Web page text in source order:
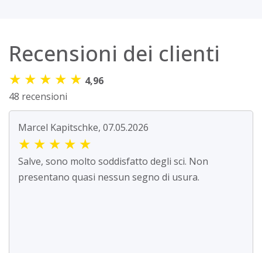
Recensioni dei clienti
★ ★ ★ ★ ★ 4,96
48 recensioni
Marcel Kapitschke, 07.05.2026
★ ★ ★ ★ ★
Salve, sono molto soddisfatto degli sci. Non
presentano quasi nessun segno di usura.